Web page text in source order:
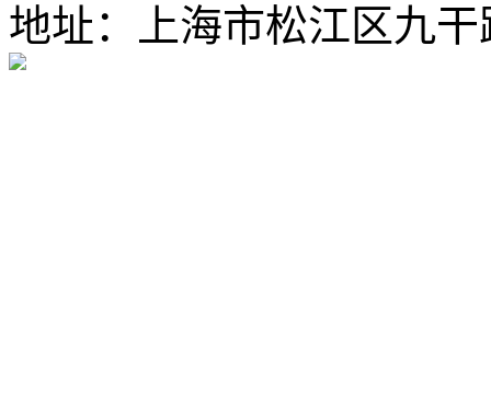
地址：上海市松江区九